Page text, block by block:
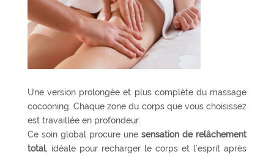
Une version prolongée et plus complète du massage
cocooning. Chaque zone du corps que vous choisissez
est travaillée en profondeur.
Ce soin global procure unesensation de relâchement
total, idéale pour recharger le corps et l’esprit après